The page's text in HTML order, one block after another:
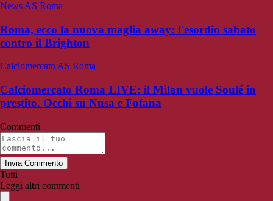
News AS Roma
Roma, ecco la nuova maglia away: l'esordio sabato
contro il Brighton
Calciomercato AS Roma
Calciomercato Roma LIVE: il Milan vuole Soulé in
prestito. Occhi su Nusa e Fofana
Commenti
Invia Commento
Tutti
Leggi altri commenti